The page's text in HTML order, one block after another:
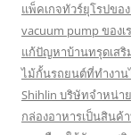
แพ็คเกจทัวร์ยุโรปขอ
vacuum pump ของ
แก้ปัญหาบ้านทรุดเสริ
ไม้กั้นรถยนต์ที่ทำงา
Shihlin บริษัทจำหน่
กล่องอาหารเป็นสินค้